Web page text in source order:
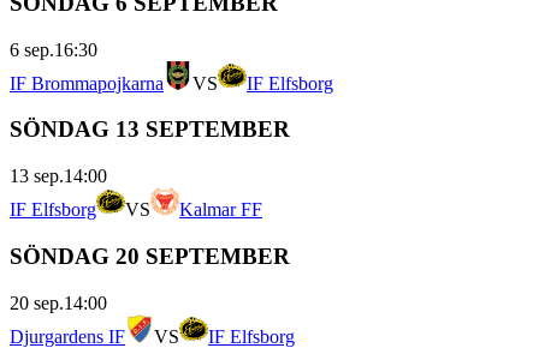
6 sep.16:30
IF Brommapojkarna
VS IF Elfsborg
SÖNDAG 13 SEPTEMBER
13 sep.14:00
IF Elfsborg
VS Kalmar FF
SÖNDAG 20 SEPTEMBER
20 sep.14:00
Djurgardens IF
VS IF Elfsborg